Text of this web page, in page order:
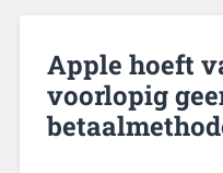
Apple hoeft
voorlopig